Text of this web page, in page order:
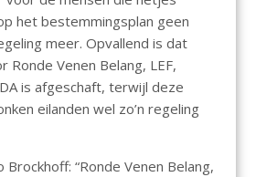
het bestemmingsplan geen
meer. Opvallend is dat
Ronde Venen Belang, LEF,
is afgeschaft, terwijl deze
eilanden wel zo’n regeling
Brockhoff: “Ronde Venen Belang,